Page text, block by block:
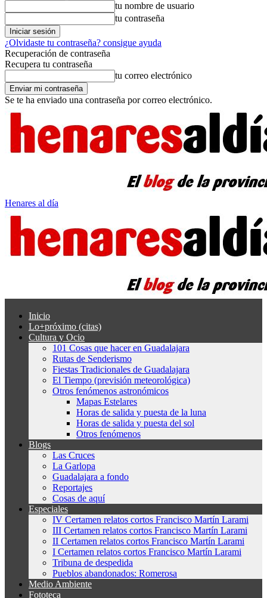
tu nombre de usuario
tu contraseña
¿Olvidaste tu contraseña? consigue ayuda
Recuperación de contraseña
Recupera tu contraseña
tu correo electrónico
Se te ha enviado una contraseña por correo electrónico.
Henares al día
Inicio
Lo+próximo (citas)
Cultura y Ocio
101 Cosas que hacer en Guadalajara
Rutas de Senderismo
Fiestas Tradicionales de Guadalajara
El Tiempo (previsión meteorológica)
Otros fenómenos astronómicos
Mapas Estelares
Horas de salida y puesta de la luna
Horas de salida y puesta del sol
Otros fenómenos
Blogs
Las Cruces
La Garlopa
Guadalajara a fondo
Reportajes
Cosas de aquí
Especiales
IV Certamen relatos cortos Francisco Martín Larami
III Certamen relatos cortos Francisco Martín Larami
II Certamen relatos cortos Francisco Martín Larami
I Certamen relatos cortos Francisco Martín Larami
Tribuna de despedida
Pueblos abandonados: Romerosa
Medio Ambiente
Fototeca